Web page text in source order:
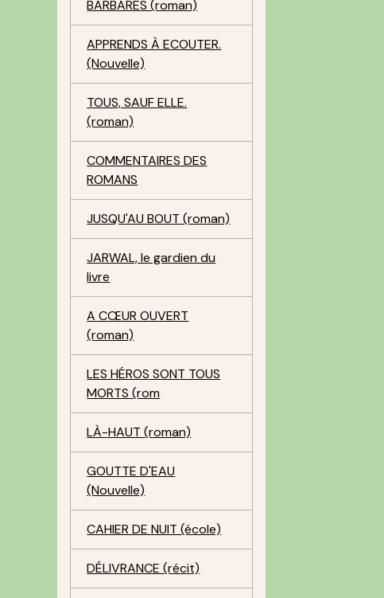
BARBARES (roman)
APPRENDS À ECOUTER.
(Nouvelle)
TOUS, SAUF ELLE.
(roman)
COMMENTAIRES DES
ROMANS
JUSQU'AU BOUT (roman)
JARWAL, le gardien du
livre
A CŒUR OUVERT
(roman)
LES HÉROS SONT TOUS
MORTS (rom
LÀ-HAUT (roman)
GOUTTE D'EAU
(Nouvelle)
CAHIER DE NUIT (école)
DÉLIVRANCE (récit)